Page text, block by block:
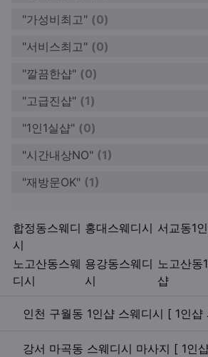
"가성비최고" (0)
"서비스최고" (0)
"깔끔한샵" (0)
"고급진샵" (1)
"1인1실샵" (0)
"시간내상NO" (1)
"재방문OK" (1)
합정동스웨디
시
홍대스웨디시 서교동1
노고산동스웨
디시
용강동스웨디
시
노고산동
샵
키워드
관련자료
인천 구월동 1인샵 스웨디시 [ 1인샵
강서 마곡동 스웨디시 마사지 [ 1인